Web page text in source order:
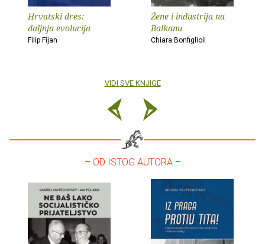
Hrvatski dres:
daljnja evolucija
Filip Fijan
Žene i industrija na
Balkanu
Chiara Bonfiglioli
VIDI SVE KNJIGE
– OD ISTOG AUTORA –